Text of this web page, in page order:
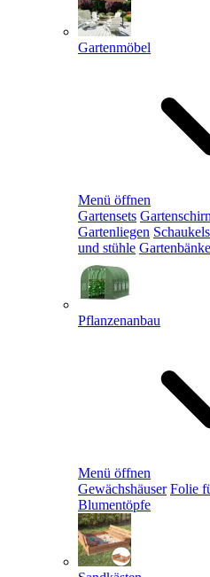
Gartenmöbel
Menü öffnen
Gartensets
Gartenliegen
und stühle Gartenbänke
Pflanzenanbau
Menü öffnen
Gewächshäuser Folie
Blumentöpfe